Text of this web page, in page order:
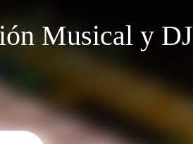
Musical y DJ